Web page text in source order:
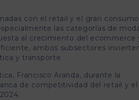
con el retail y el gran
las categorías de
al crecimiento del ecommerce
ambos subsectores
y transporte.
Francisco Aranda, durante la
de competitividad del retail y